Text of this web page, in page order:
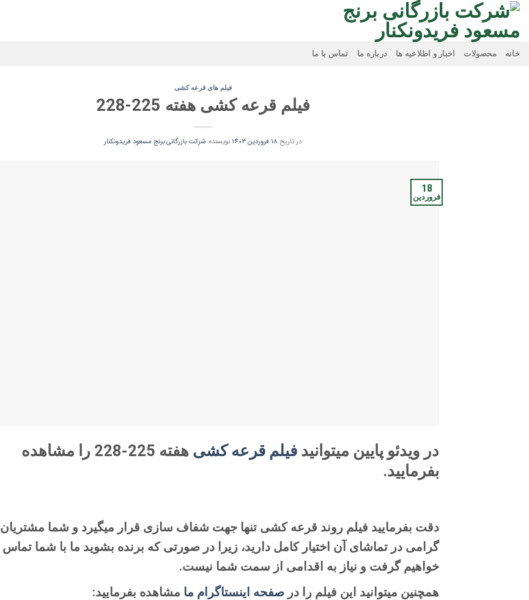
Skip
content
خانه محصولات اخبار و اطلاعیه ها درباره ما تماس با ما
فیلم های قرعه کشی
فیلم قرعه کشی هفته 225-228
در تاریخ 18 فروردین 1403 نویسنده: شرکت بازرگانی برنج مسعود فریدونکنار
18
فروردین
در ویدئو پایین میتوانید فیلم قرعه کشی
هفته 225-228 را مشاهده
بفرمایید.
دقت بفرمایید فیلم روند قرعه کشی تنها جهت شفاف سازی قرار میگیرد و شما مشتریان
گرامی در تماشای آن اختیار کامل دارید، زیرا در صورتی که برنده بشوید ما با شما تماس
خواهیم گرفت و نیاز به اقدامی از سمت شما نیست.
همچنین میتوانید این فیلم را در صفحه اینستاگرام ما مشاهده بفرمایید: